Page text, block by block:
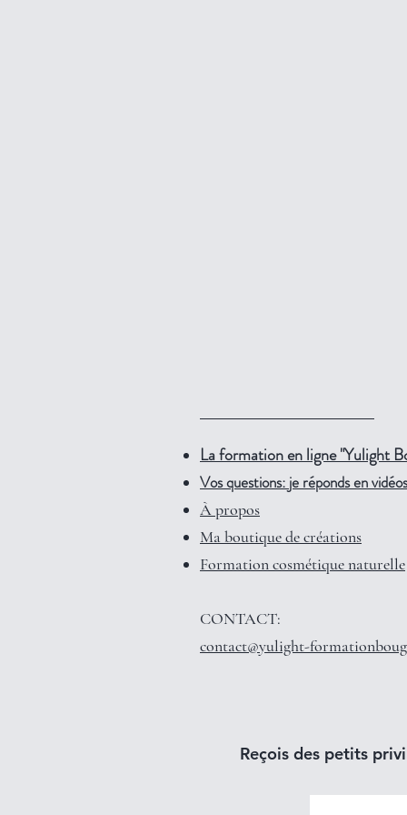
La formation en ligne "Yulight
Vos questions: je réponds en
À propos
Ma boutique de créations
Formation cosmétique naturelle
CONTACT:
contact@yulight-
Reçois des petits